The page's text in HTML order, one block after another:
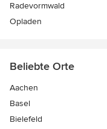
Radevormwald
Opladen
Beliebte Orte
Aachen
Basel
Bielefeld